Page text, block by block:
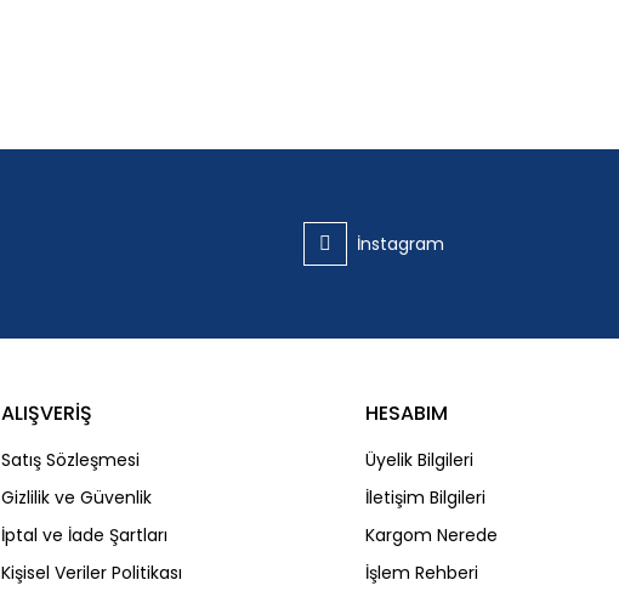
Gönder
İnstagram
ALIŞVERİŞ
Satış Sözleşmesi
Gizlilik ve Güvenlik
İptal ve İade Şartları
Kişisel Veriler Politikası
HESABIM
Üyelik Bilgileri
İletişim Bilgileri
Kargom Nerede
İşlem Rehberi